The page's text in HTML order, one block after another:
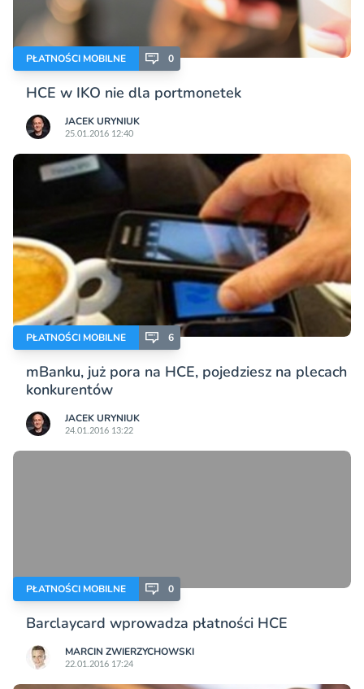
PŁATNOŚCI MOBILNE 0
HCE w IKO nie dla portmonetek
JACEK URYNIUK
25.01.2016 12:40
PŁATNOŚCI MOBILNE 6
mBanku, już pora na HCE, pojedziesz na plecach
konkurentów
JACEK URYNIUK
24.01.2016 13:22
PŁATNOŚCI MOBILNE 0
Barclaycard wprowadza płatności HCE
MARCIN ZWIERZYCHOWSKI
22.01.2016 17:24